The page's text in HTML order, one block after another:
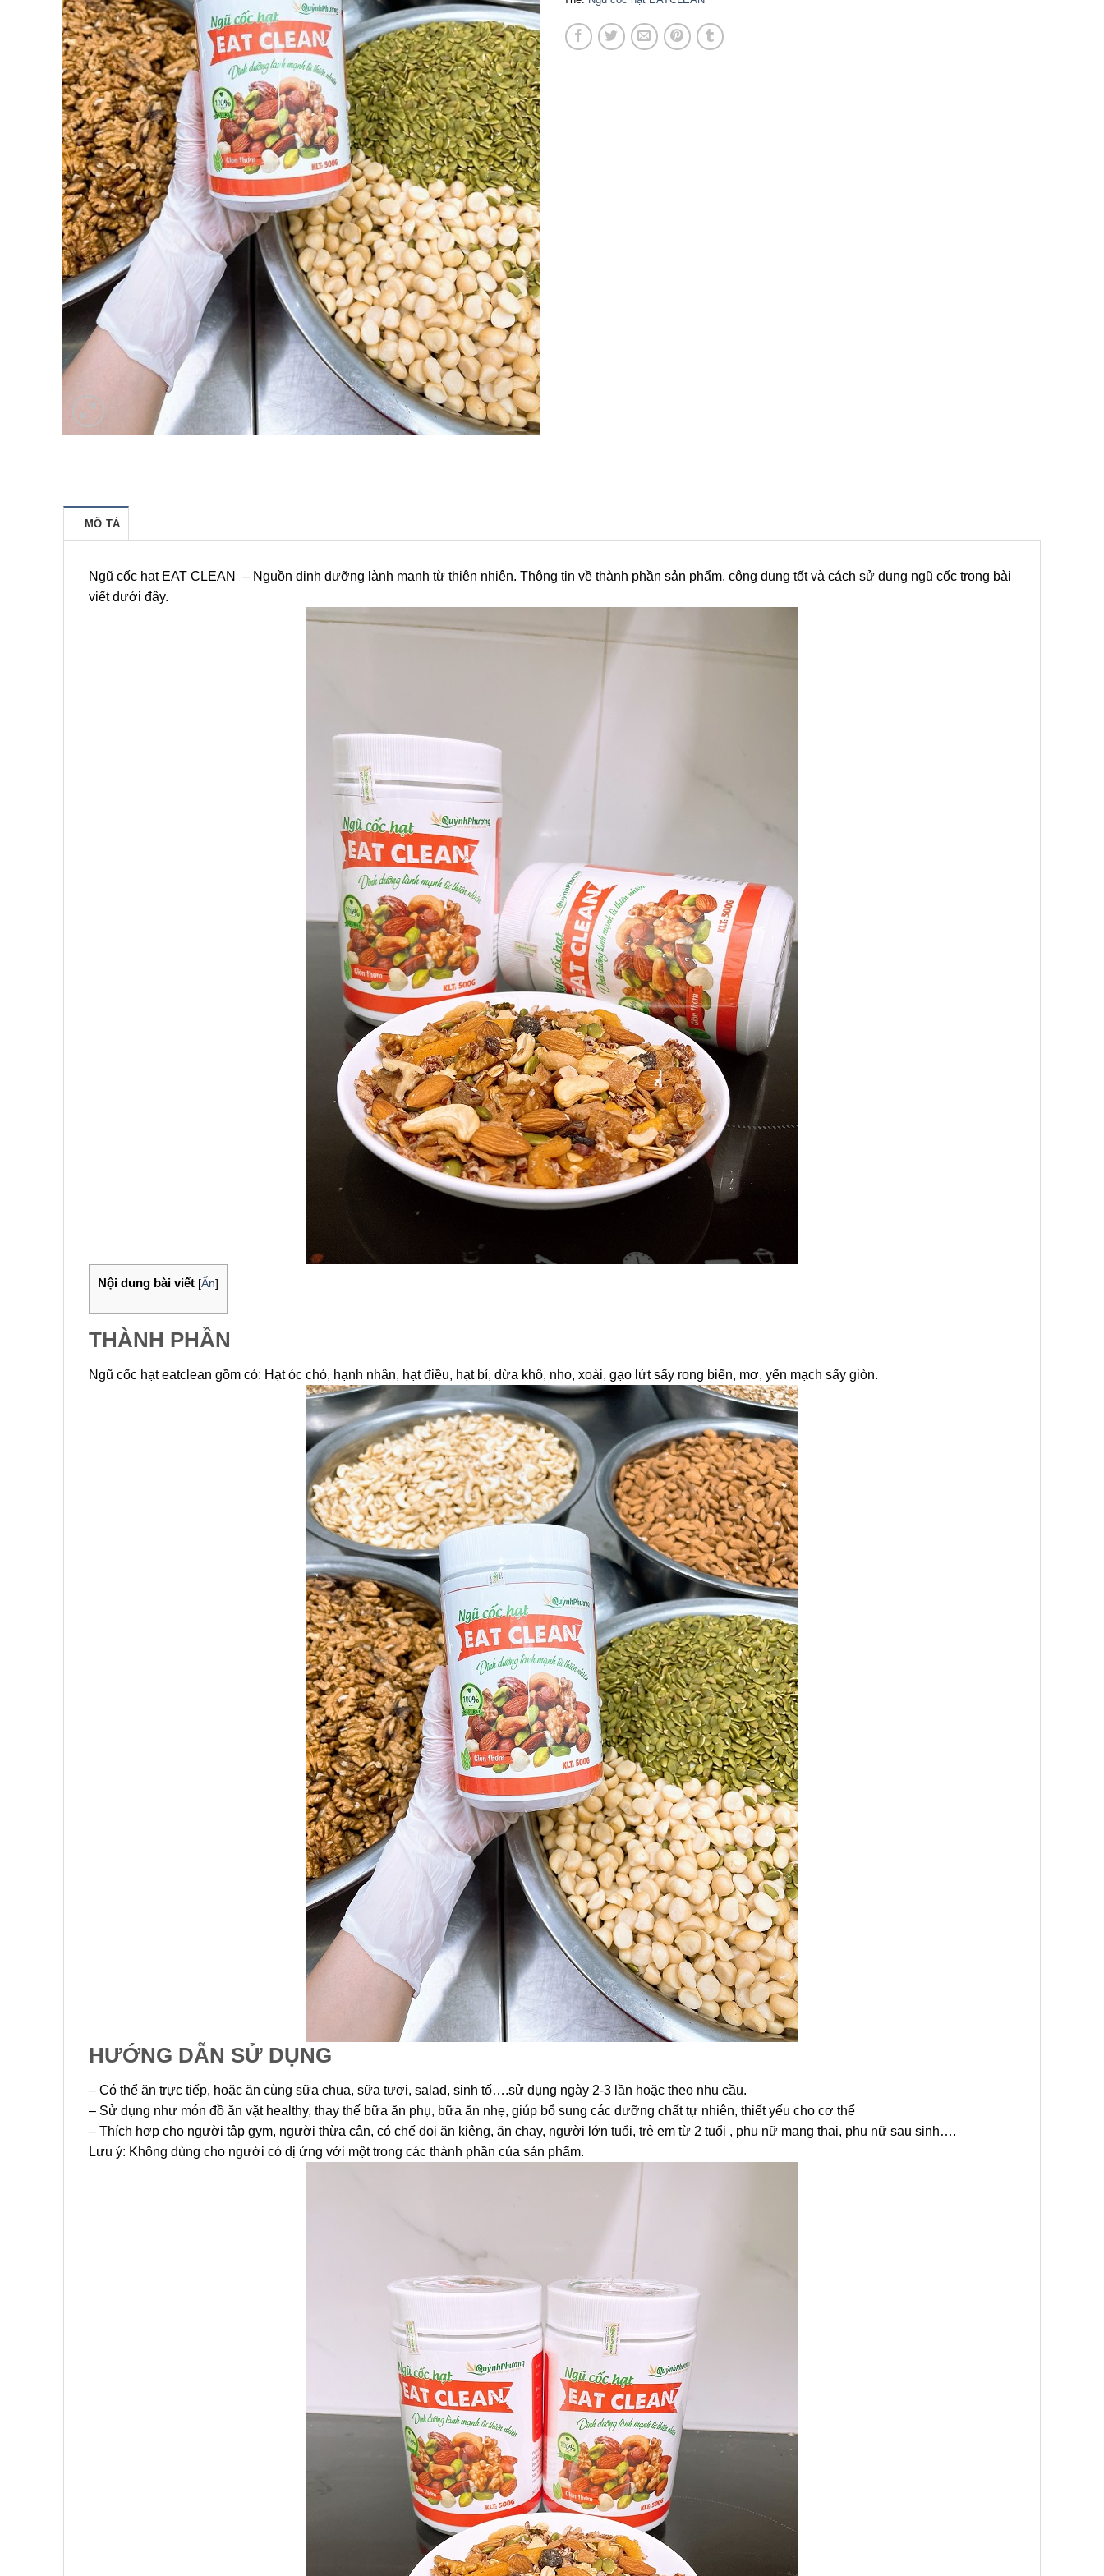
MÔ TẢ
Ngũ cốc hạt EAT CLEAN – Nguồn dinh dưỡng lành mạnh từ thiên nhiên. Thông tin về thành phần sản phẩm, công dụng tốt và cách sử dụng ngũ cốc trong bài
viết dưới đây.
Nội dung bài viết [Ẩn]
THÀNH PHẦN
Ngũ cốc hạt eatclean gồm có: Hạt óc chó, hạnh nhân, hạt điều, hạt bí, dừa khô, nho, xoài, gạo lứt sấy rong biển, mơ, yến mạch sấy giòn.
HƯỚNG DẪN SỬ DỤNG
– Có thể ăn trực tiếp, hoặc ăn cùng sữa chua, sữa tươi, salad, sinh tố….sử dụng ngày 2-3 lần hoặc theo nhu cầu.
– Sử dụng như món đồ ăn vặt healthy, thay thế bữa ăn phụ, bữa ăn nhẹ, giúp bổ sung các dưỡng chất tự nhiên, thiết yếu cho cơ thể
– Thích hợp cho người tập gym, người thừa cân, có chế đọi ăn kiêng, ăn chay, người lớn tuổi, trẻ em từ 2 tuổi , phụ nữ mang thai, phụ nữ sau sinh….
Lưu ý: Không dùng cho người có dị ứng với một trong các thành phần của sản phẩm.